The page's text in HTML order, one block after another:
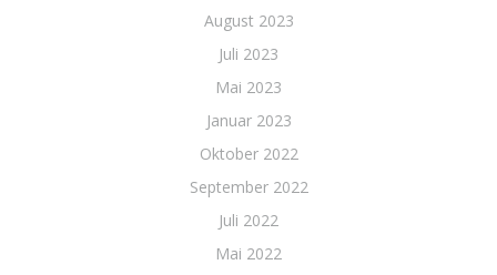
August 2023
Juli 2023
Mai 2023
Januar 2023
Oktober 2022
September 2022
Juli 2022
Mai 2022